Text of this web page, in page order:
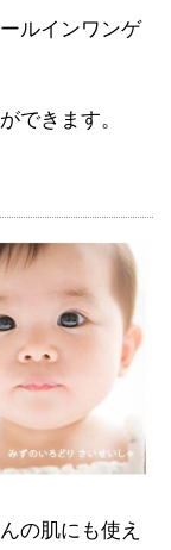
ルインワンゲ
できます。
の肌にも使え